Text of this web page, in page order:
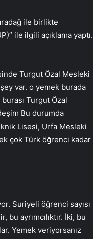
ile birlikte
ile ilgili açıklama yaptı.
Turgut Özal Mesleki
var. o yemek burada
Turgut Özal
Bu durumda
Lisesi, Urfa Mesleki
çok Türk öğrenci kadar
Suriyeli öğrenci sayısı
ayrımcılıktır. İki, bu
Yemek veriyorsanız